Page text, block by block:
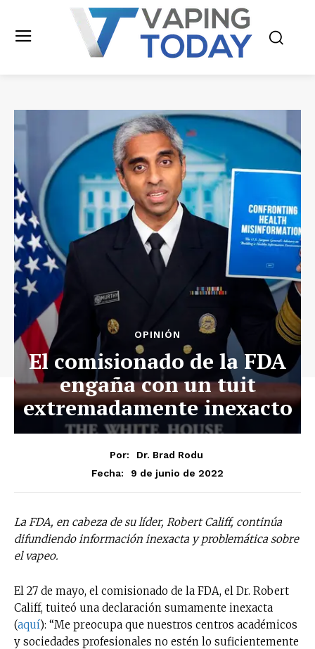
OPINIÓN
El comisionado de la FDA
engaña con un tuit
extremadamente inexacto
Por:
Dr. Brad Rodu
Fecha:
9 de junio de 2022
La FDA, en cabeza de su líder, Robert Califf, continúa
difundiendo información inexacta y problemática sobre
el vapeo.
El 27 de mayo, el comisionado de la FDA, el Dr. Robert
Califf, tuiteó una declaración sumamente inexacta
(aquí): “Me preocupa que nuestros centros académicos
y sociedades profesionales no estén lo suficientemente